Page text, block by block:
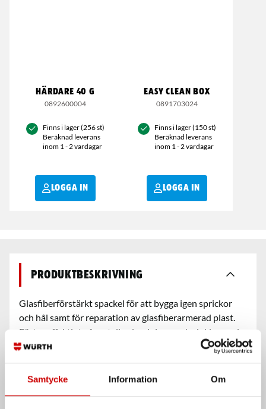
Samtycke Information Om
HÄRDARE 40 G
0892600004
Finns i lager (256 st)
Beräknad leverans
inom 1 - 2 vardagar
LOGGA IN
EASY CLEAN BOX
0891703024
Finns i lager (150 st)
Beräknad leverans
inom 1 - 2 vardagar
LOGGA IN
Produktbeskrivning
Glasfiberförstärkt spackel för att bygga igen sprickor
och hål samt för reparation av glasfiberarmerad plast.
Fäster effektivt på metall-, aluminium- och zinklegerade
ytor. Mycket bra slipegenskaper.